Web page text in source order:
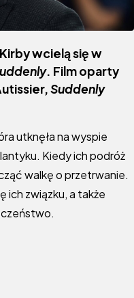
wcielą się w
. Film oparty
Suddenly
utknęła na wyspie
Kiedy ich podróż
walkę o przetrwanie.
ich związku, a także